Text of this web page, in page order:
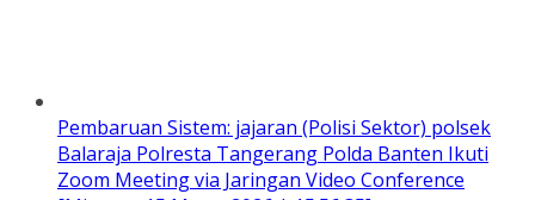
Pembaruan Sistem: jajaran (Polisi Sektor) polsek
Balaraja Polresta Tangerang Polda Banten Ikuti
Zoom Meeting via Jaringan Video Conference